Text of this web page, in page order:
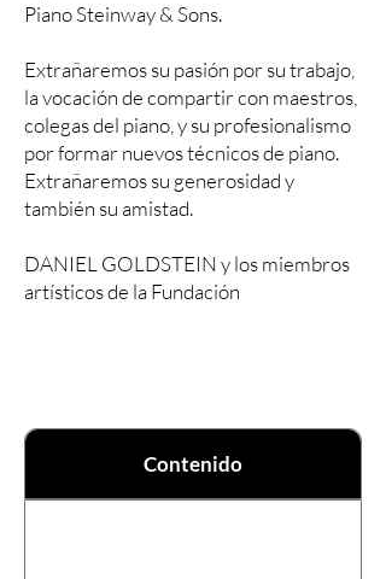
Piano Steinway & Sons.
Extrañaremos su pasión por su trabajo,
la vocación de compartir con maestros,
colegas del piano, y su profesionalismo
por formar nuevos técnicos de piano.
Extrañaremos su generosidad y
también su amistad.
DANIEL GOLDSTEIN y los miembros
artísticos de la Fundación
Contenido